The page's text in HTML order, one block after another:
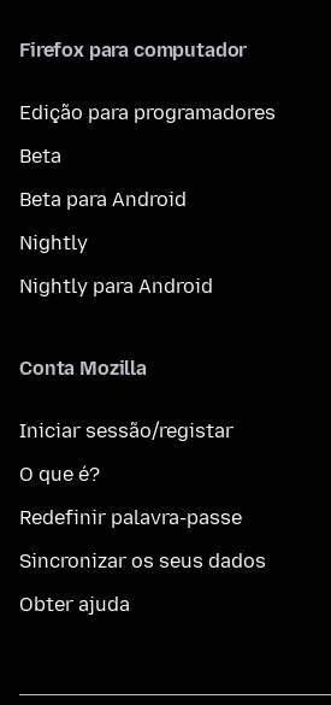
Firefox para computador
Edição para programadores
Beta
Beta para Android
Nightly
Nightly para Android
Conta Mozilla
Iniciar sessão/registar
O que é?
Redefinir palavra-passe
Sincronizar os seus dados
Obter ajuda